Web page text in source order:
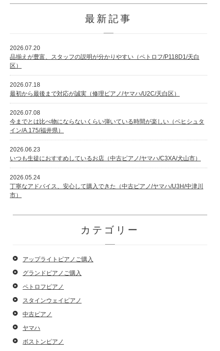
最新記事
2026.07.20
品揃えが豊富、スタッフの説明が分かりやすい（ペトロフ/P118D1/天白
区）
2026.07.18
最初から最後まで対応が誠実（修理ピアノ/ヤマハ/U2C/天白区）
2026.07.08
今までとは比べ物にならないくらい弾いている時間が楽しい（ベヒシュタ
イン/A.175/福井県）
2026.06.23
いつも生徒におすすめしているお店（中古ピアノ/ヤマハ/C3XA/犬山市）
2026.05.24
丁寧なアドバイス、安心して購入できた（中古ピアノ/ヤマハ/U3H/中津川
市）
カテゴリー
アップライトピアノご購入
グランドピアノご購入
ペトロフピアノ
スタインウェイピアノ
中古ピアノ
ヤマハ
ボストンピアノ